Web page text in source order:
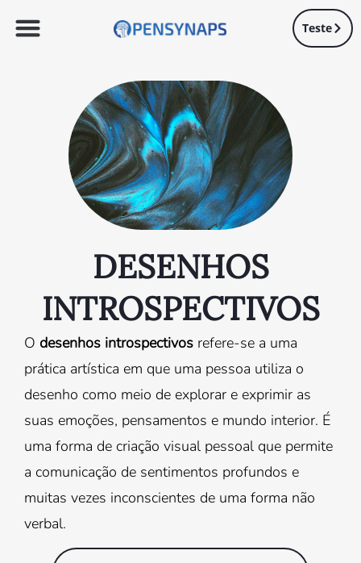
Teste
DESENHOS
INTROSPECTIVOS
O desenhos introspectivos refere-se a uma
prática artística em que uma pessoa utiliza o
desenho como meio de explorar e exprimir as
suas emoções, pensamentos e mundo interior. É
uma forma de criação visual pessoal que permite
a comunicação de sentimentos profundos e
muitas vezes inconscientes de uma forma não
verbal.